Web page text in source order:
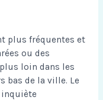
plus fréquentes et
ou des
loin dans les
bas de la ville. Le
inquiète